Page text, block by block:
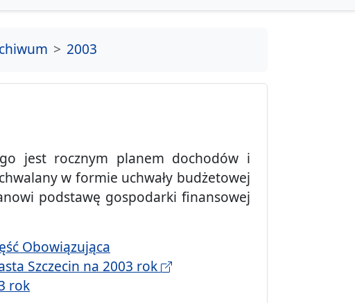
2003
jest rocznym planem dochodów i
w formie uchwały budżetowej
podstawę gospodarki finansowej
Obowiązująca
Szczecin na 2003 rok
rok